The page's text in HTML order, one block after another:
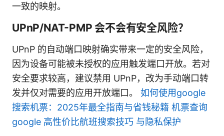
一致的映射。
UPnP/NAT-PMP 会不会有安全风险？
UPnP 的自动端口映射确实带来一定的安全风险，
因为设备可能被未授权的应用触发端口开放。若对
安全要求较高，建议禁用 UPnP，改为手动端口转
发并仅对需要的应用开放端口。 如何使用google
搜索机票：2025年最全指南与省钱秘籍 机票查询
google 高性价比航班搜索技巧 与隐私保护